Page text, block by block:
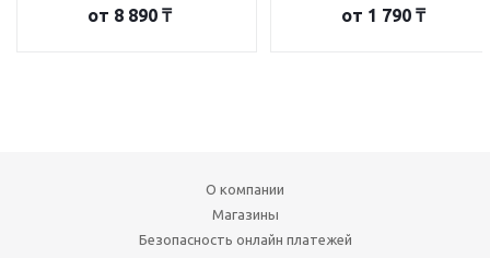
от 8 890 ₸ от 1 790 ₸
О компании
Магазины
Безопасность онлайн платежей